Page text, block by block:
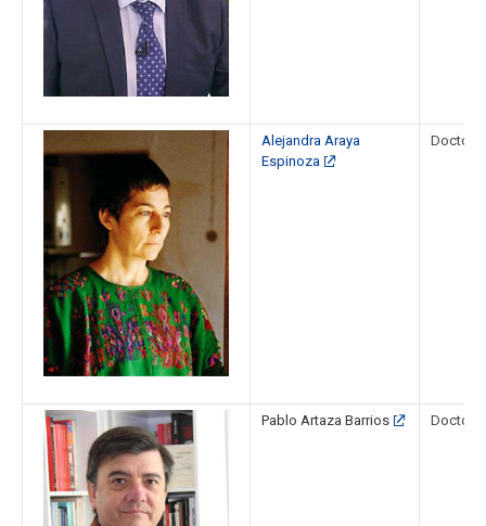
Alejandra Araya
Espinoza
Doctora
Pablo Artaza Barrios Doctor